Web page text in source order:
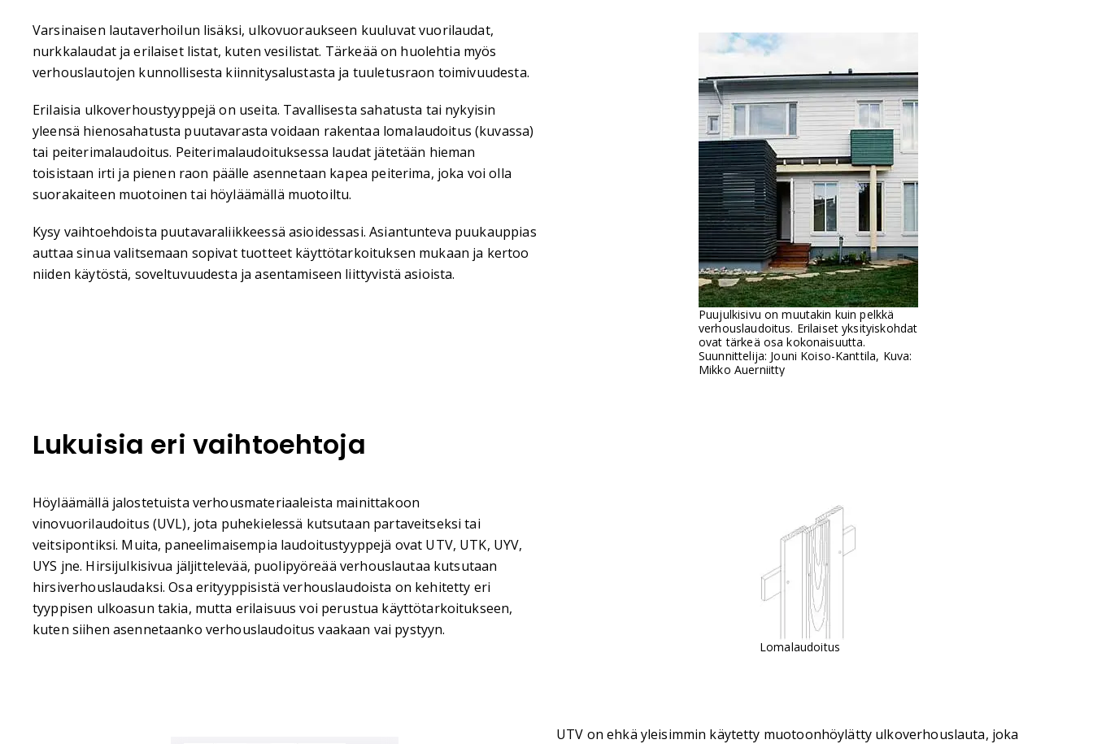
Varsinaisen lautaverhoilun lisäksi, ulkovuoraukseen kuuluvat vuorilaudat,
nurkkalaudat ja erilaiset listat, kuten vesilistat. Tärkeää on huolehtia myös
verhouslautojen kunnollisesta kiinnitysalustasta ja tuuletusraon toimivuudesta.
Erilaisia ulkoverhoustyyppejä on useita. Tavallisesta sahatusta tai nykyisin
yleensä hienosahatusta puutavarasta voidaan rakentaa lomalaudoitus (kuvassa)
tai peiterimalaudoitus. Peiterimalaudoituksessa laudat jätetään hieman
toisistaan irti ja pienen raon päälle asennetaan kapea peiterima, joka voi olla
suorakaiteen muotoinen tai höyläämällä muotoiltu.
Kysy vaihtoehdoista puutavaraliikkeessä asioidessasi. Asiantunteva puukauppias
auttaa sinua valitsemaan sopivat tuotteet käyttötarkoituksen mukaan ja kertoo
niiden käytöstä, soveltuvuudesta ja asentamiseen liittyvistä asioista.
Puujulkisivu on muutakin kuin pelkkä
verhouslaudoitus. Erilaiset yksityiskohdat
ovat tärkeä osa kokonaisuutta.
Suunnittelija: Jouni Koiso-Kanttila, Kuva:
Mikko Auerniitty
Lukuisia eri vaihtoehtoja
Höyläämällä jalostetuista verhousmateriaaleista mainittakoon
vinovuorilaudoitus (UVL), jota puhekielessä kutsutaan partaveitseksi tai
veitsipontiksi. Muita, paneelimaisempia laudoitustyyppejä ovat UTV, UTK, UYV,
UYS jne. Hirsijulkisivua jäljittelevää, puolipyöreää verhouslautaa kutsutaan
hirsiverhouslaudaksi. Osa erityyppisistä verhouslaudoista on kehitetty eri
tyyppisen ulkoasun takia, mutta erilaisuus voi perustua käyttötarkoitukseen,
kuten siihen asennetaanko verhouslaudoitus vaakaan vai pystyyn.
Lomalaudoitus
UTV on ehkä yleisimmin käytetty muotoonhöylätty ulkoverhouslauta, joka